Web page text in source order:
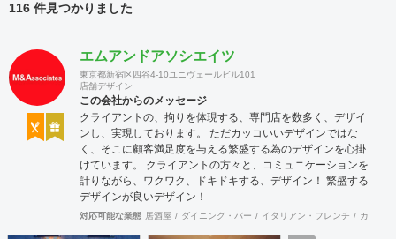
116 件見つかりました
エムアンドアソシエイツ
東京都新宿区四谷4-10ユニヴェールビル101
店舗デザイン
この会社からのメッセージ
クライアントの、拘りを体現する、専門店を数多く、デザイ
ンし、実現しております。 ただカッコいいデザインではな
く、そこに顧客満足度を与える繁盛する為のデザインを心掛
けています。 クライアントの方々と、コミュニケーションを
計りながら、ワクワク、ドキドキする、デザイン！ 繁盛する
デザインが良いデザイン！
対応可能な業態 居酒屋 ダイニング・バー イタリアン・フレンチ カフェ